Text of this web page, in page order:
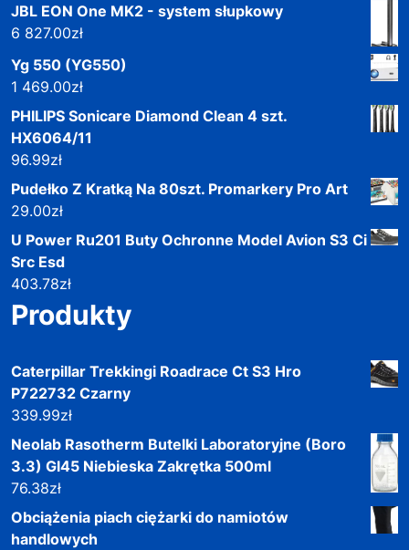
JBL EON One MK2 - system słupkowy
6 827.00zł
Yg 550 (YG550)
1 469.00zł
PHILIPS Sonicare Diamond Clean 4 szt.
HX6064/11
96.99zł
Pudełko Z Kratką Na 80szt. Promarkery Pro Art
29.00zł
U Power Ru201 Buty Ochronne Model Avion S3 Ci
Src Esd
403.78zł
Produkty
Caterpillar Trekkingi Roadrace Ct S3 Hro
P722732 Czarny
339.99zł
Neolab Rasotherm Butelki Laboratoryjne (Boro
3.3) Gl45 Niebieska Zakrętka 500ml
76.38zł
Obciążenia piach ciężarki do namiotów
handlowych